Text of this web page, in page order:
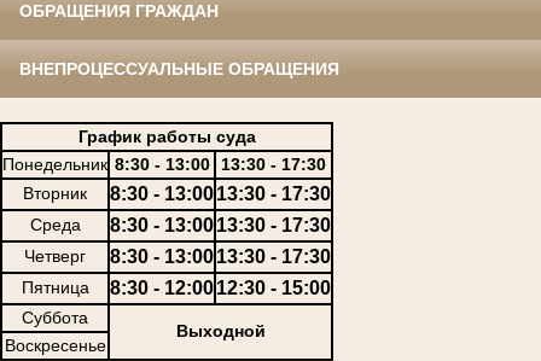
ОБРАЩЕНИЯ ГРАЖДАН
ВНЕПРОЦЕССУАЛЬНЫЕ ОБРАЩЕНИЯ
График работы суда
Понедельник 8:30 - 13:00
13:30 - 17:30
Вторник
8:30 - 13:0013:30 - 17:30
Среда 8:30 - 13:0013:30 - 17:30
Четверг 8:30 - 13:0013:30 - 17:30
Пятница 8:30 - 12:0012:30 - 15:00
Суббота
Выходной
Воскресенье